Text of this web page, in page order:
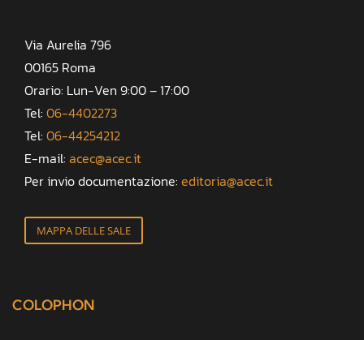
Via Aurelia 796
00165 Roma
Orario: Lun-Ven 9:00 – 17:00
Tel: 06-4402273
Tel: 06-44254212
E-mail: acec@acec.it
Per invio documentazione: editoria@acec.it
MAPPA DELLE SALE
COLOPHON